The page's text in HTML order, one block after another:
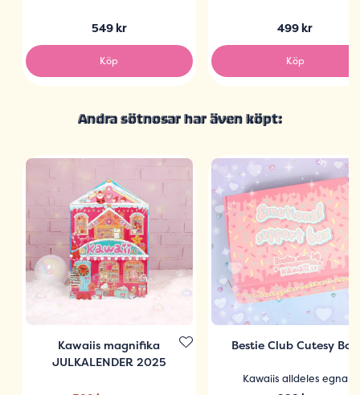
549 kr
Köp
499 kr
Köp
Andra sötnosar har även köpt:
Kawaiis magnifika
JULKALENDER 2025
Bestie Club Cutesy Box
Kawaiis alldeles egna